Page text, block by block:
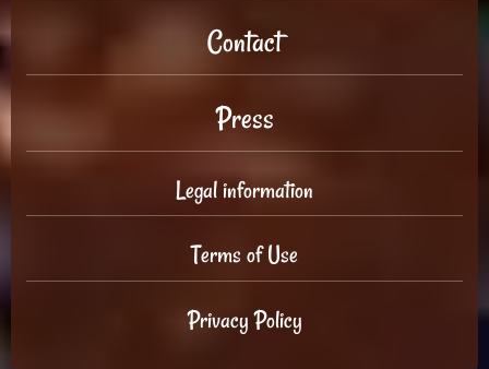
Contact
Press
Legal information
Terms of Use
Privacy Policy